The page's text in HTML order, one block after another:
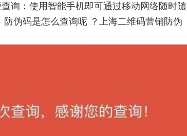
询：使用智能手机即可通过移动网络随时随
伪码是怎么查询呢 ？上海二维码营销防伪